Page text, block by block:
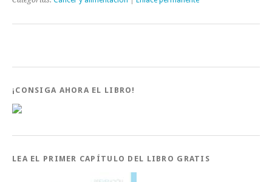
¡CONSIGA AHORA EL LIBRO!
LEA EL PRIMER CAPÍTULO DEL LIBRO GRATIS